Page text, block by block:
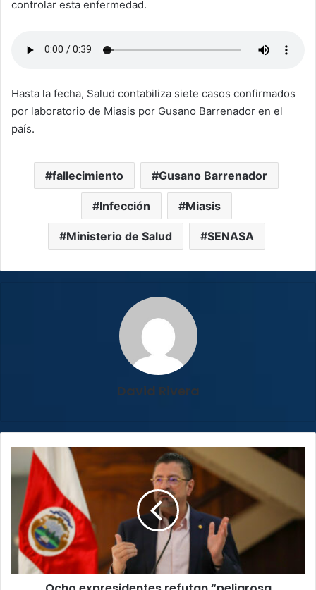
controlar esta enfermedad.
Hasta la fecha, Salud contabiliza siete casos confirmados
por laboratorio de Miasis por Gusano Barrenador en el
país.
fallecimiento Gusano Barrenador
Infección Miasis
Ministerio de Salud SENASA
David Rivera
Ocho
expresidentes
refutan
“peligrosa
narrativa”
de
Chaves